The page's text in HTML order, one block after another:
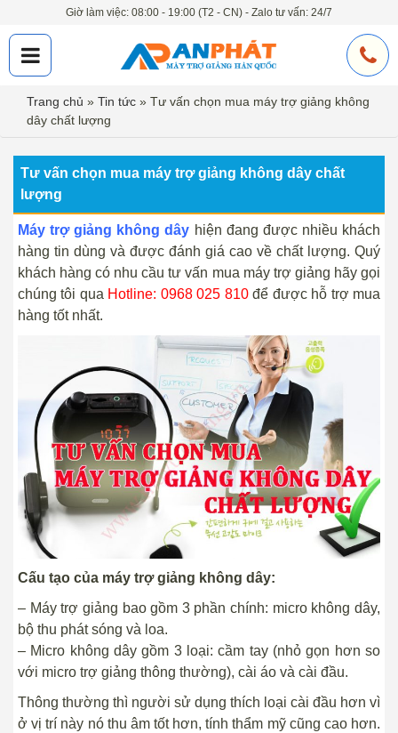
Giờ làm việc: 08:00 - 19:00 (T2 - CN) - Zalo tư vấn: 24/7
Trang chủ » Tin tức » Tư vấn chọn mua máy trợ giảng không
dây chất lượng
Tư vấn chọn mua máy trợ giảng không dây chất
lượng
Máy trợ giảng không dây hiện đang được nhiều khách
hàng tin dùng và được đánh giá cao về chất lượng. Quý
khách hàng có nhu cầu tư vấn mua máy trợ giảng hãy gọi
chúng tôi qua Hotline: 0968 025 810để được hỗ trợ mua
hàng tốt nhất.
Cấu tạo của máy trợ giảng không dây:
– Máy trợ giảng bao gồm 3 phần chính: micro không dây,
bộ thu phát sóng và loa.
– Micro không dây gồm 3 loại: cầm tay (nhỏ gọn hơn so
với micro trợ giảng thông thường), cài áo và cài đầu.
Thông thường thì người sử dụng thích loại cài đầu hơn vì
ở vị trí này nó thu âm tốt hơn, tính thẩm mỹ cũng cao hơn.